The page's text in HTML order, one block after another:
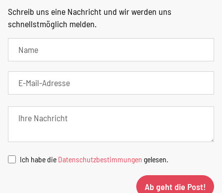
Schreib uns eine Nachricht und wir werden uns
schnellstmöglich melden.
Ich habe die Datenschutzbestimmungen gelesen.
Ab geht die Post!